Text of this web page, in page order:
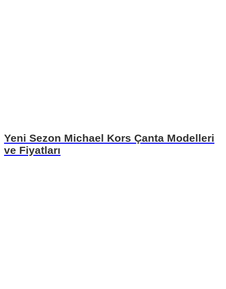
Yeni Sezon Michael Kors Çanta Modelleri
ve Fiyatları